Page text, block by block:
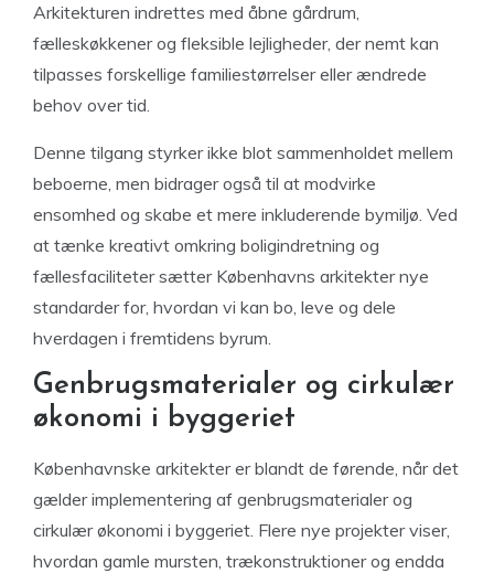
Arkitekturen indrettes med åbne gårdrum,
fælleskøkkener og fleksible lejligheder, der nemt kan
tilpasses forskellige familiestørrelser eller ændrede
behov over tid.
Denne tilgang styrker ikke blot sammenholdet mellem
beboerne, men bidrager også til at modvirke
ensomhed og skabe et mere inkluderende bymiljø. Ved
at tænke kreativt omkring boligindretning og
fællesfaciliteter sætter Københavns arkitekter nye
standarder for, hvordan vi kan bo, leve og dele
hverdagen i fremtidens byrum.
Genbrugsmaterialer og cirkulær
økonomi i byggeriet
Københavnske arkitekter er blandt de førende, når det
gælder implementering af genbrugsmaterialer og
cirkulær økonomi i byggeriet. Flere nye projekter viser,
hvordan gamle mursten, trækonstruktioner og endda